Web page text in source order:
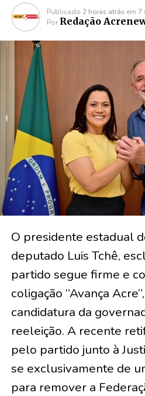
Publicado 2 horas atrás em 7
Por Redação
O presidente estadual
deputado Luis Tchê,
partido segue firme e
coligação “Avança
candidatura da
reeleição. A recente
pelo partido junto à
se exclusivamente de
para remover a